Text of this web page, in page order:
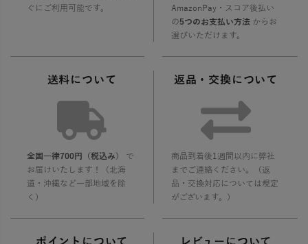
ぐにご利用可能です。
AmazonPay・スコア後払い
の5つのお支払い方法からお
選びいただけます。
送料について
全国一律700円（税込み）
で
お届けいたします！（北海
道・沖縄など一部地域を除
く）
返品・交換について
商品到着後1週間以内に弊社
までご連絡ください。（返
品・交換対応については規定
がございます。）